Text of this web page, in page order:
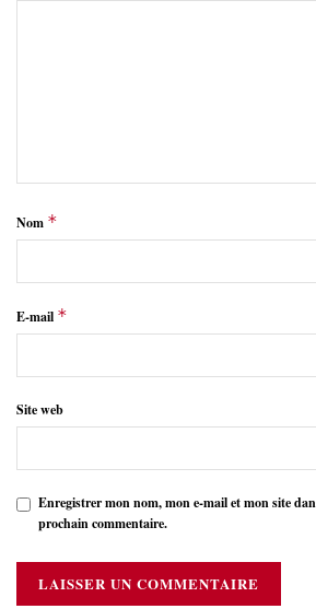
Nom *
E-mail *
Site web
Enregistrer mon nom, mon e-mail et mon site
prochain commentaire.